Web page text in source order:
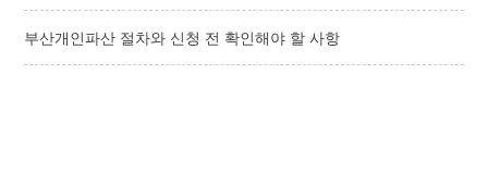
부산개인파산 절차와 신청 전 확인해야 할 사항